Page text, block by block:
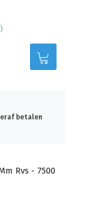
betalen